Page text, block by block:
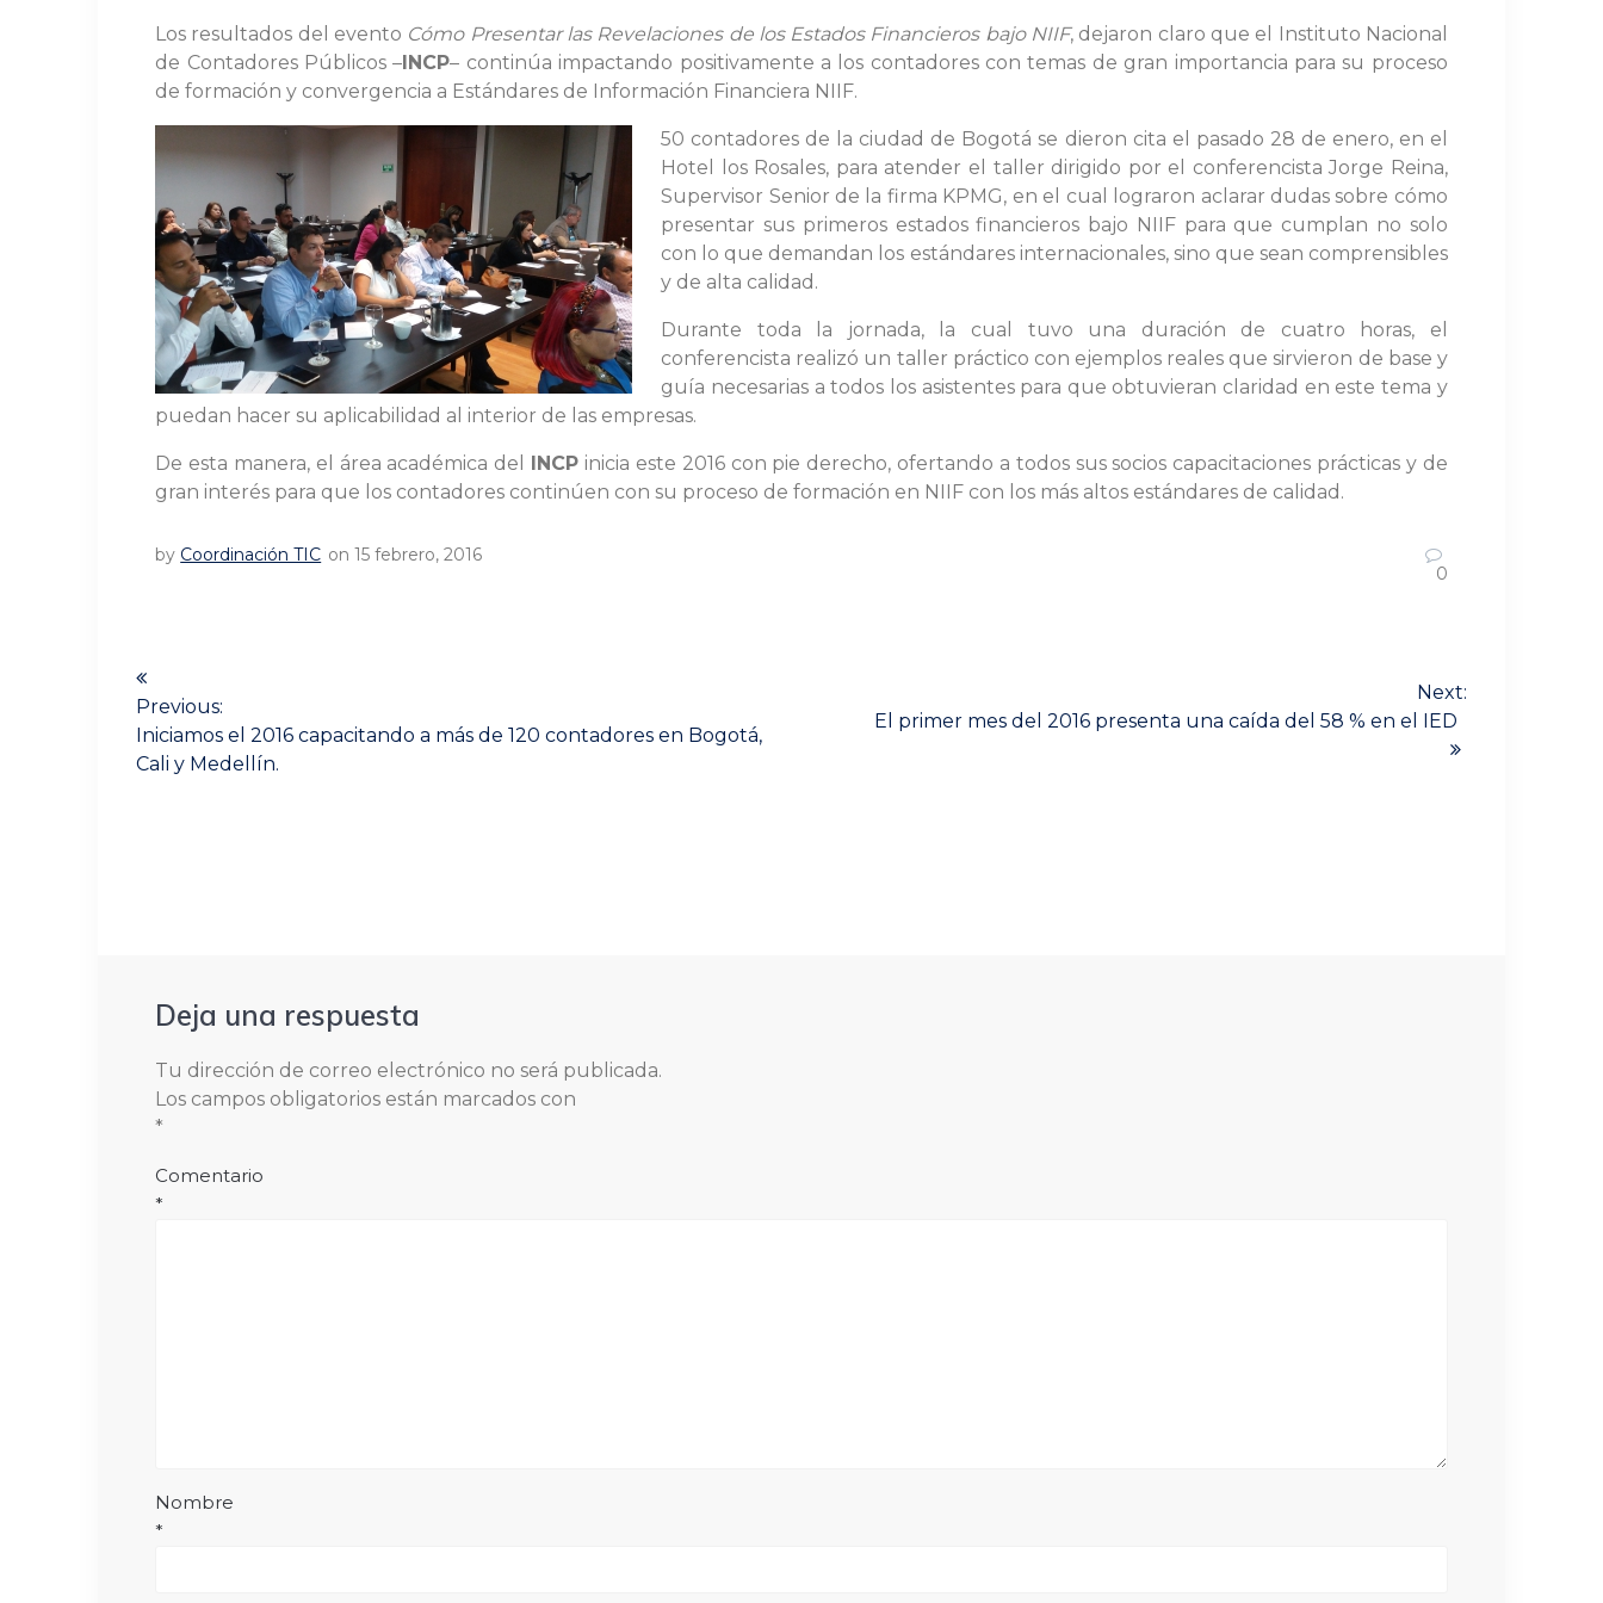
Los resultados del evento Cómo Presentar las Revelaciones de los Estados Financieros bajo NIIF, dejaron claro que el Instituto Nacional
de Contadores Públicos – INCP– continúa impactando positivamente a los contadores con temas de gran importancia para su proceso
de formación y convergencia a Estándares de Información Financiera NIIF.
50 contadores de la ciudad de Bogotá se dieron cita el pasado 28 de enero, en el
Hotel los Rosales, para atender el taller dirigido por el conferencista Jorge Reina,
Supervisor Senior de la firma KPMG, en el cual lograron aclarar dudas sobre cómo
presentar sus primeros estados financieros bajo NIIF para que cumplan no solo
con lo que demandan los estándares internacionales, sino que sean comprensibles
y de alta calidad.
Durante toda la jornada, la cual tuvo una duración de cuatro horas, el
conferencista realizó un taller práctico con ejemplos reales que sirvieron de base y
guía necesarias a todos los asistentes para que obtuvieran claridad en este tema y
puedan hacer su aplicabilidad al interior de las empresas.
De esta manera, el área académica del INCP inicia este 2016 con pie derecho, ofertando a todos sus socios capacitaciones prácticas y de
gran interés para que los contadores continúen con su proceso de formación en NIIF con los más altos estándares de calidad.
by Coordinación TIC on 15 febrero, 2016
0
Navegación
de
entradas
Previous:
Previous
post:
Iniciamos el 2016 capacitando a más de 120 contadores en Bogotá,
Cali y Medellín.
Next:
El primer mes del 2016 presenta una caída del 58 % en el IED
Deja una respuesta
Tu dirección de correo electrónico no será publicada.
Los campos obligatorios están marcados con
*
Comentario
*
Nombre
*